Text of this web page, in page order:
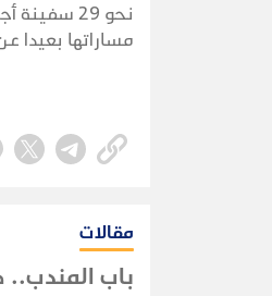
نحو 29
مساراتها بعيدا
مقالات
باب